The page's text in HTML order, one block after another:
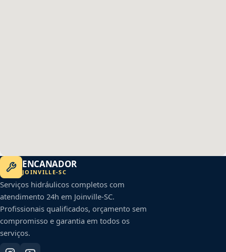
ENCANADOR
JOINVILLE-SC
Serviços hidráulicos completos com
atendimento 24h em Joinville-SC.
Profissionais qualificados, orçamento sem
compromisso e garantia em todos os
serviços.